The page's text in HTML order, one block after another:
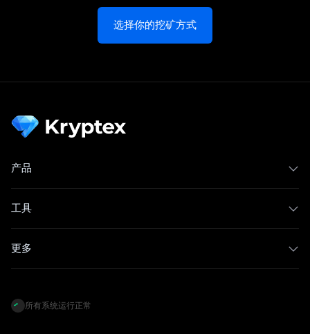
选择你的挖矿方式
产品
工具
更多
所有系统运行正常